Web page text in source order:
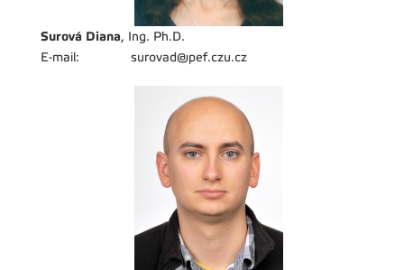
Surová Diana, Ing. Ph.D.
E-mail:
surovad@pef.czu.cz